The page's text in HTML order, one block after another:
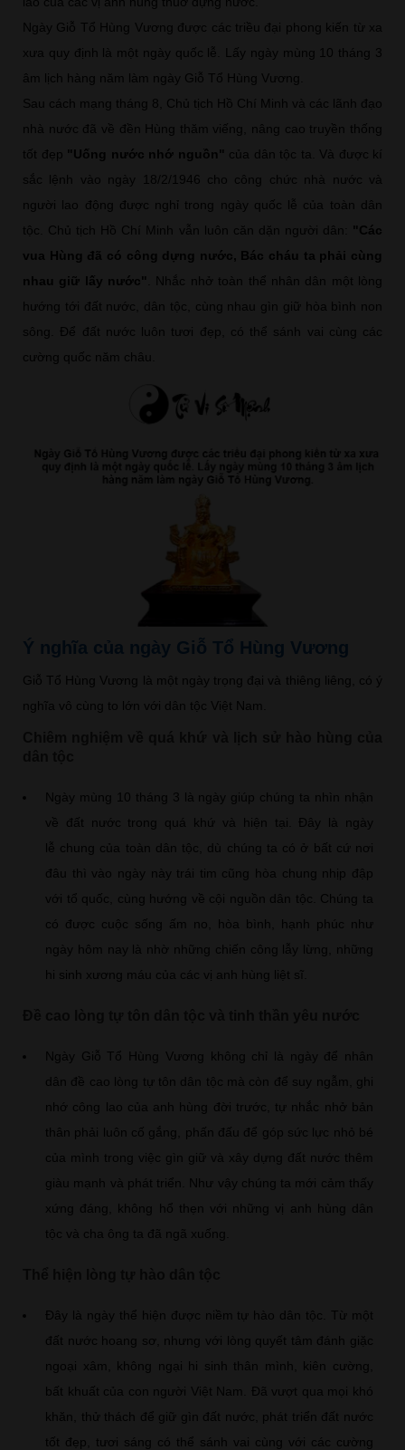
Ngày Giỗ Tổ Hùng Vương được các triều đại phong kiến từ xa
xưa quy định là một ngày quốc lễ. Lấy ngày mùng 10 tháng 3
âm lịch hàng năm làm ngày Giỗ Tổ Hùng Vương.
Sau cách mạng tháng 8, Chủ tịch Hồ Chí Minh và các lãnh đạo
nhà nước đã về đền Hùng thăm viếng, nâng cao truyền thống
tốt đẹp "Uống nước nhớ nguồn" của dân tộc ta. Và được kí
sắc lệnh vào ngày 18/2/1946 cho công chức nhà nước và
người lao động được nghỉ trong ngày quốc lễ của toàn dân
tộc. Chủ tịch Hồ Chí Minh vẫn luôn căn dặn người dân:
"Các
vua Hùng đã có công dựng nước, Bác cháu ta phải cùng
nhau giữ lấy nước"
. Nhắc nhở toàn thể nhân dân một lòng
hướng tới đất nước, dân tộc, cùng nhau gìn giữ hòa bình non
sông. Để đất nước luôn tươi đẹp, có thể sánh vai cùng các
cường quốc năm châu.
Ý nghĩa của ngày Giỗ Tổ Hùng Vương
Giỗ Tổ Hùng Vương là một ngày trọng đại và thiêng liêng, có ý
nghĩa vô cùng to lớn với dân tộc Việt Nam.
Ngày mùng 10 tháng 3 là ngày giúp chúng ta nhìn nhận
về đất nước trong quá khứ và hiện tại. Đây là ngày
lễ chung của toàn dân tộc, dù chúng ta có ở bất cứ nơi
đâu thì vào ngày này trái tim cũng hòa chung nhịp đập
với tổ quốc, cùng hướng về cội nguồn dân tộc. Chúng ta
có được cuộc sống ấm no, hòa bình, hạnh phúc như
ngày hôm nay là nhờ những chiến công lẫy lừng, những
hi sinh xương máu của các vị anh hùng liệt sĩ.
Ngày Giỗ Tổ Hùng Vương không chỉ là ngày để nhân
dân đề cao lòng tự tôn dân tộc mà còn để suy ngẫm, ghi
nhớ công lao của anh hùng đời trước, tự nhắc nhở bản
thân phải luôn cố gắng, phấn đấu để góp sức lực nhỏ bé
của mình trong việc gìn giữ và xây dựng đất nước thêm
giàu mạnh và phát triển. Như vậy chúng ta mới cảm thấy
xứng đáng, không hổ thẹn với những vị anh hùng dân
tộc và cha ông ta đã ngã xuống.
Đây là ngày thể hiện được niềm tự hào dân tộc. Từ một
đất nước hoang sơ, nhưng với lòng quyết tâm đánh giặc
ngoại xâm, không ngại hi sinh thân mình, kiên cường,
bất khuất của con người Việt Nam. Đã vượt qua mọi khó
khăn, thử thách để giữ gìn đất nước, phát triển đất nước
tốt đẹp, tươi sáng có thể sánh vai cùng với các cường